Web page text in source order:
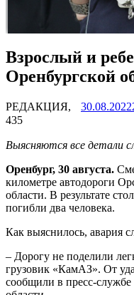
Взрослый и
Оренбургской
РЕДАКЦИЯ, 30.08.2022
435
Выясняются все детали
Оренбург, 30 августа.
километре автодороги
области. В результате
погибли два человека.
Как выяснилось, авария
– Дорогу не поделили
грузовик «КамАЗ». От
сообщили в пресс-